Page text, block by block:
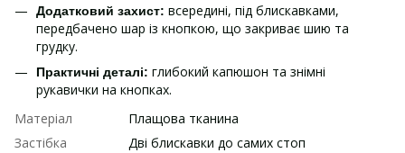
Додатковий захист: всередині, під блискавками,
передбачено шар із кнопкою, що закриває шию та
грудку.
Практичні деталі: глибокий капюшон та знімні
рукавички на кнопках.
Матеріал
Плащова тканина
Застібка
Дві блискавки до самих стоп